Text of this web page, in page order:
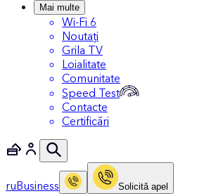
Mai multe
Wi-Fi 6
Noutați
Grila TV
Loialitate
Comunitate
Speed Test
Contacte
Certificări
ruBusiness Solicitǎ apel